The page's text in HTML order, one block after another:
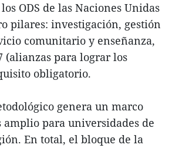
ODS de las Naciones Unidas
pilares: investigación, gestión
comunitario y enseñanza,
(alianzas para lograr los
obligatorio.
genera un marco
amplio para universidades de
En total, el bloque de la